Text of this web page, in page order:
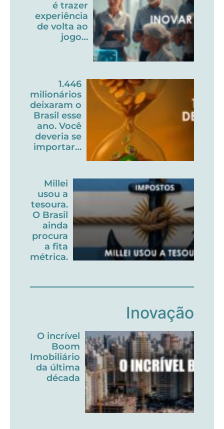
é trazer
experiência
de volta ao
jogo…
1.446
milionários
deixaram o
Brasil esse
ano. Você
deveria se
importar…
Millei
usou a
tesoura.
O Brasil
ainda
procura
a fita
métrica.
Inovação
O incrível
Boom
Imobiliário
da última
década